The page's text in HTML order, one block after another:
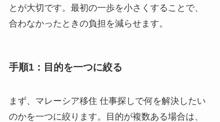
とが大切です。最初の一歩を小さくすることで、
合わなかったときの負担を減らせます。
手順1：目的を一つに絞る
まず、マレーシア移住 仕事探しで何を解決したい
のかを一つに絞ります。目的が複数ある場合は、